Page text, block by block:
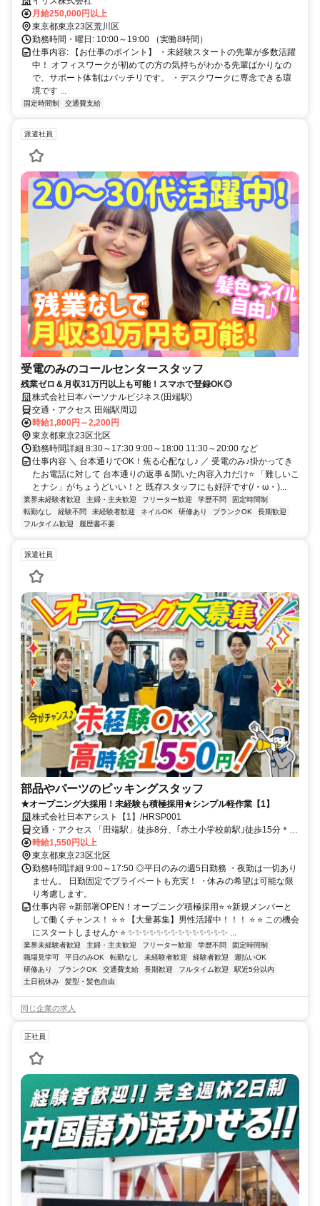
月給250,000円以上
東京都東京23区荒川区
勤務時間・曜日: 10:00～19:00 （実働8時間）
仕事内容: 【お仕事のポイント】 ・未経験スタートの先輩が多数活躍
中！ オフィスワークが初めての方の気持ちがわかる先輩ばかりなの
で、サポート体制はバッチリです。 ・デスクワークに専念できる環
境です ...
固定時間制 交通費支給
派遣社員
受電のみのコールセンタースタッフ
残業ゼロ＆月収31万円以上も可能！スマホで登録OK◎
株式会社日本パーソナルビジネス(田端駅)
交通・アクセス 田端駅周辺
時給1,800円～2,200円
東京都東京23区北区
勤務時間詳細 8:30～17:30 9:00～18:00 11:30～20:00 など
仕事内容 ＼ 台本通りでOK！焦る心配なし♪ ／ 受電のみ♪掛かってき
たお電話に対して 台本通りの返事＆聞いた内容入力だけ⭐ 「難しいこ
とナシ」がちょうどいい！と 既存スタッフにも好評です(/・ω・)...
業界未経験者歓迎 主婦・主夫歓迎 フリーター歓迎 学歴不問
固定時間制
転勤なし
経験不問 未経験者歓迎 ネイルOK 研修あり ブランクOK
長期歓迎
フルタイム歓迎
履歴書不要
派遣社員
部品やパーツのピッキングスタッフ
★オープニング大採用！未経験も積極採用★シンプル軽作業【1】
株式会社日本アシスト【1】/HRSP001
交通・アクセス 「田端駅」徒歩8分、｢赤土小学校前駅｣徒歩15分＊交
通費規定支給
時給1,550円以上
東京都東京23区北区
勤務時間詳細 9:00～17:50 ◎平日のみの週5日勤務 ・夜勤は一切あり
ません。 日勤固定でプライベートも充実！ ・休みの希望は可能な限
り考慮します。
仕事内容 ⭐新部署OPEN！オープニング積極採用⭐ ⭐新規メンバーと
して働くチャンス！ ⭐ ⭐ 【大量募集】男性活躍中！！！ ⭐ ⭐ この機会
にスタートしませんか ⭐ ✨✨✨✨✨✨✨✨✨✨✨✨✨✨ ...
業界未経験者歓迎 主婦・主夫歓迎 フリーター歓迎 学歴不問
固定時間制
職場見学可
平日のみOK 転勤なし 未経験者歓迎 経験者歓迎
週払いOK
研修あり
ブランクOK 交通費支給 長期歓迎 フルタイム歓迎
駅近5分以内
土日祝休み
髪型・髪色自由
同じ企業の求人
正社員